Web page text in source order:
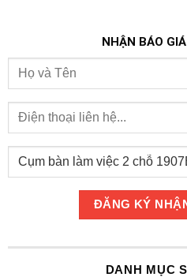
NHẬN BÁO
DANH MỤC